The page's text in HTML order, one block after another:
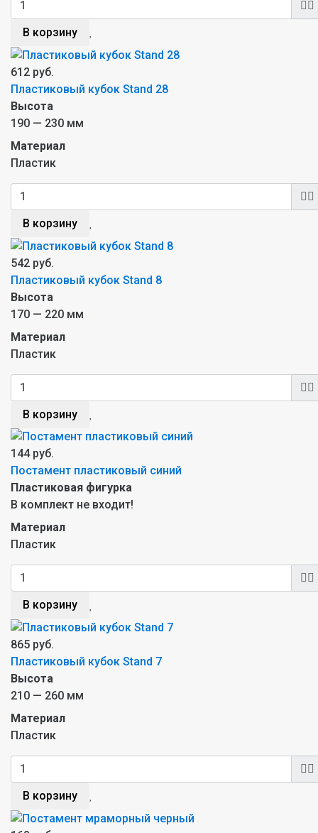
В корзину
612 руб.
Пластиковый кубок Stand 28
Высота
190 — 230 мм
Материал
Пластик
В корзину
542 руб.
Пластиковый кубок Stand 8
Высота
170 — 220 мм
Материал
Пластик
В корзину
144 руб.
Постамент пластиковый синий
Пластиковая фигурка
В комплект не входит!
Материал
Пластик
В корзину
865 руб.
Пластиковый кубок Stand 7
Высота
210 — 260 мм
Материал
Пластик
В корзину